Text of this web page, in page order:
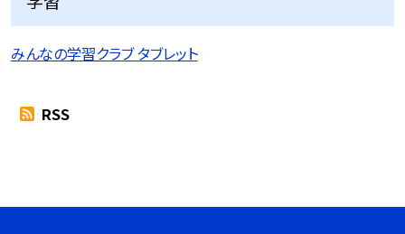
みんなの学習クラブ タブレット
RSS